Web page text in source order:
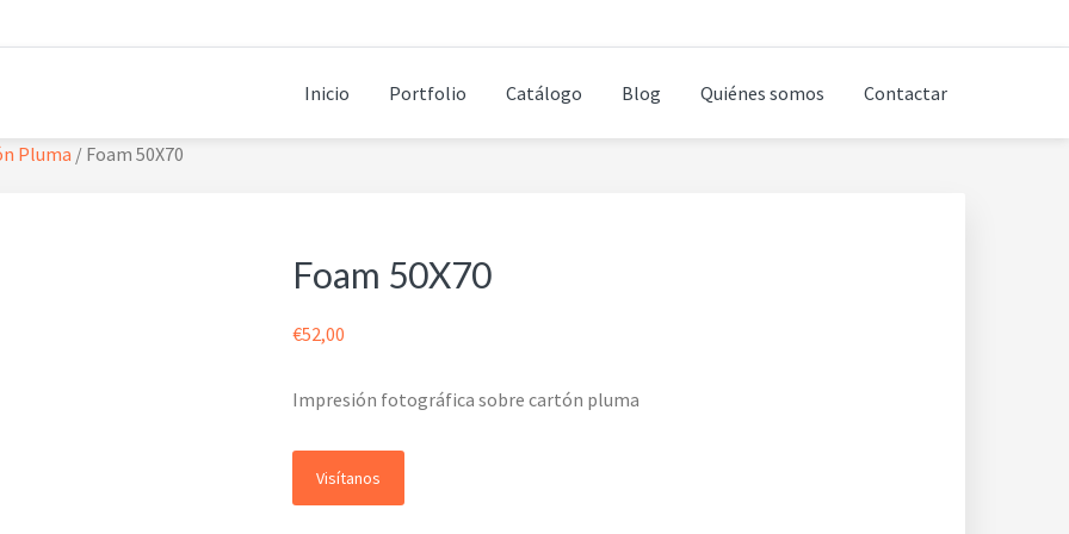
Inicio Portfolio Catálogo Blog Quiénes somos Contactar
Pluma / Foam 50X70
Foam 50X70
€52,00
Impresión fotográfica sobre cartón pluma
Visítanos